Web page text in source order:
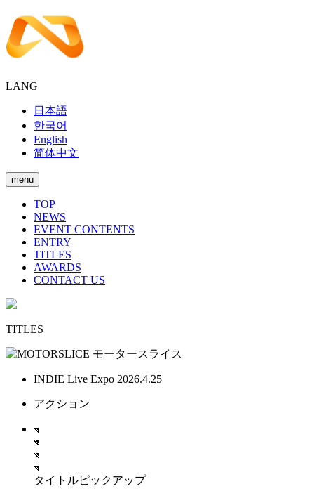
LANG
日本語
한국어
English
简体中文
menu
TOP
NEWS
EVENT CONTENTS
ENTRY
TITLES
AWARDS
CONTACT US
TITLES
INDIE Live Expo 2026.4.25
アクション
タイトルピックアップ